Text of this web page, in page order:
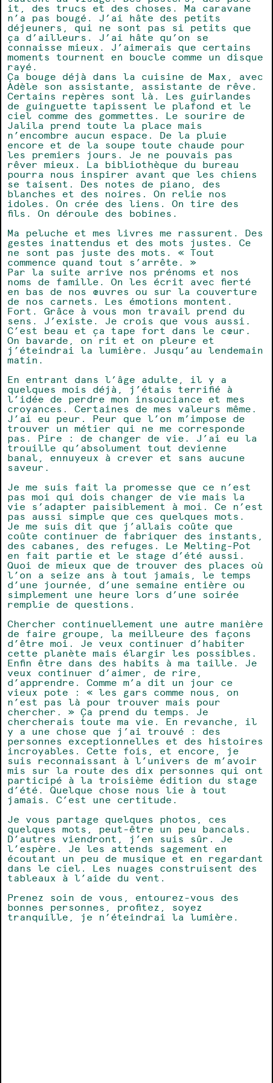
it, des trucs et des choses. Ma caravane
n’a pas bougé. J’ai hâte des petits
déjeuners, qui ne sont pas si petits que
ça d’ailleurs. J’ai hâte qu’on se
connaisse mieux. J’aimerais que certains
moments tournent en boucle comme un disque
rayé.
Ça bouge déjà dans la cuisine de Max, avec
Adèle son assistante, assistante de rêve.
Certains repères sont là. Les guirlandes
de guinguette tapissent le plafond et le
ciel comme des gommettes. Le sourire de
Jalila prend toute la place mais
n’encombre aucun espace. De la pluie
encore et de la soupe toute chaude pour
les premiers jours. Je ne pouvais pas
rêver mieux. La bibliothèque du bureau
pourra nous inspirer avant que les chiens
se taisent. Des notes de piano, des
blanches et des noires. On relie nos
idoles. On crée des liens. On tire des
fils. On déroule des bobines.
Ma peluche et mes livres me rassurent. Des
gestes inattendus et des mots justes. Ce
ne sont pas juste des mots. « Tout
commence quand tout s’arrête. »
Par la suite arrive nos prénoms et nos
noms de famille. On les écrit avec fierté
en bas de nos œuvres ou sur la couverture
de nos carnets. Les émotions montent.
Fort. Grâce à vous mon travail prend du
sens. J’existe. Je crois que vous aussi.
C’est beau et ça tape fort dans le cœur.
On bavarde, on rit et on pleure et
j’éteindrai la lumière. Jusqu’au lendemain
matin.
En entrant dans l’âge adulte, il y a
quelques mois déjà, j’étais terrifié à
l’idée de perdre mon insouciance et mes
croyances. Certaines de mes valeurs même.
J’ai eu peur. Peur que l’on m’impose de
trouver un métier qui ne me corresponde
pas. Pire : de changer de vie. J’ai eu la
trouille qu’absolument tout devienne
banal, ennuyeux à crever et sans aucune
saveur.
Je me suis fait la promesse que ce n’est
pas moi qui dois changer de vie mais la
vie s’adapter paisiblement à moi. Ce n’est
pas aussi simple que ces quelques mots.
Je me suis dit que j’allais coûte que
coûte continuer de fabriquer des instants,
des cabanes, des refuges. Le Melting-Pot
en fait partie et le stage d’été aussi.
Quoi de mieux que de trouver des places où
l’on a seize ans à tout jamais, le temps
d’une journée, d’une semaine entière ou
simplement une heure lors d’une soirée
remplie de questions.
Chercher continuellement une autre manière
de faire groupe, la meilleure des façons
d’être moi. Je veux continuer d’habiter
cette planète mais élargir les possibles.
Enfin être dans des habits à ma taille. Je
veux continuer d’aimer, de rire,
d’apprendre. Comme m’a dit un jour ce
vieux pote : « les gars comme nous, on
n’est pas là pour trouver mais pour
chercher. » Ça prend du temps. Je
chercherais toute ma vie. En revanche, il
y a une chose que j’ai trouvé : des
personnes exceptionnelles et des histoires
incroyables. Cette fois, et encore, je
suis reconnaissant à l’univers de m’avoir
mis sur la route des dix personnes qui ont
participé à la troisième édition du stage
d’été. Quelque chose nous lie à tout
jamais. C’est une certitude.
Je vous partage quelques photos, ces
quelques mots, peut-être un peu bancals.
D’autres viendront, j’en suis sûr. Je
l’espère. Je les attends sagement en
écoutant un peu de musique et en regardant
dans le ciel. Les nuages construisent des
tableaux à l’aide du vent.
Prenez soin de vous, entourez-vous des
bonnes personnes, profitez, soyez
tranquille, je n’éteindrai la lumière.